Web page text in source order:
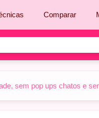
Comparar
sem pop ups chatos e